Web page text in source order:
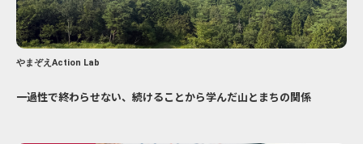
やまぞえAction Lab
一過性で終わらせない、続けることから学んだ山とまちの関係